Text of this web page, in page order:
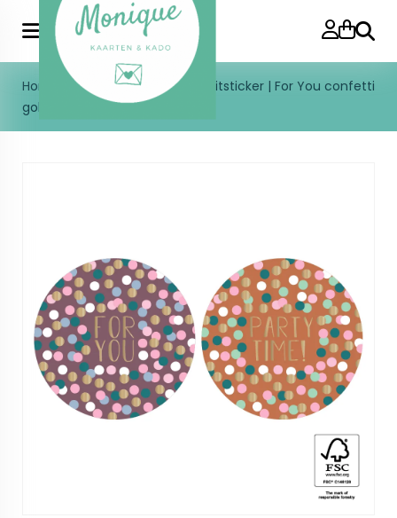
Home Stickers>Stickers
Sluitsticker | For You confetti
gold | 10 stuks